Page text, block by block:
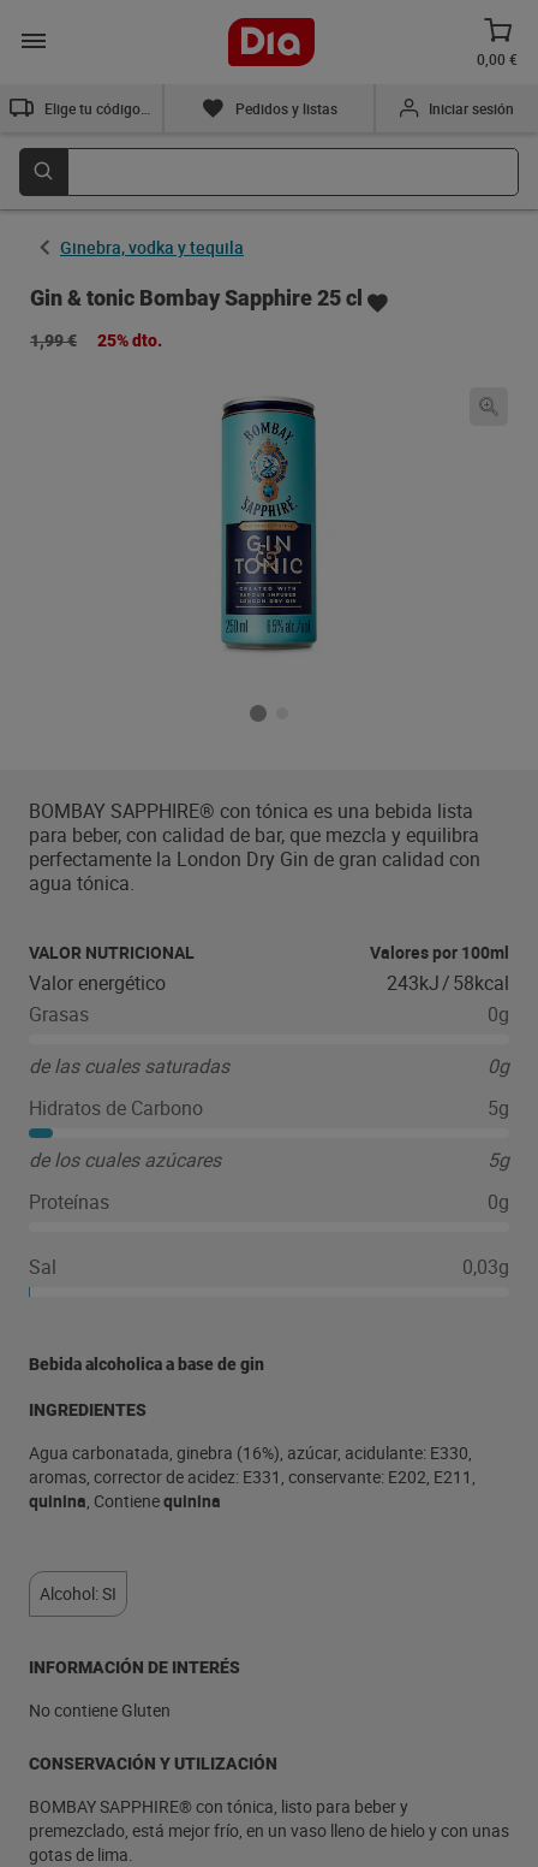
0,00 €
Pedidos y listas Iniciar sesión
Ginebra, vodka y tequila
Gin & tonic Bombay Sapphire 25 cl
1,99 € 25% dto.
BOMBAY SAPPHIRE® con tónica es una bebida lista
para beber, con calidad de bar, que mezcla y equilibra
perfectamente la London Dry Gin de gran calidad con
agua tónica.
VALOR NUTRICIONAL Valores por 100ml
Valor energético 243kJ/58kcal
Grasas
0g
de las cuales saturadas
0g
Hidratos de Carbono
5g
de los cuales azúcares
5g
Proteínas
0g
Sal 0,03g
Bebida alcoholica a base de gin
INGREDIENTES
Agua carbonatada, ginebra (16%), azúcar, acidulante: E330,
aromas, corrector de acidez: E331, conservante: E202, E211,
quinina, Contienequinina
Alcohol: SI
INFORMACIÓN DE INTERÉS
No contiene Gluten
CONSERVACIÓN Y UTILIZACIÓN
BOMBAY SAPPHIRE® con tónica, listo para beber y
premezclado, está mejor frío, en un vaso lleno de hielo y con unas
gotas de lima.